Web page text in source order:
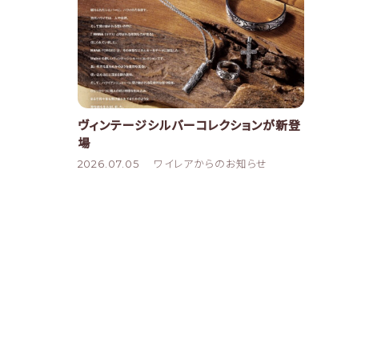
ヴィンテージシルバーコレクションが新登
場
2026.07.05 ワイレアからのお知らせ